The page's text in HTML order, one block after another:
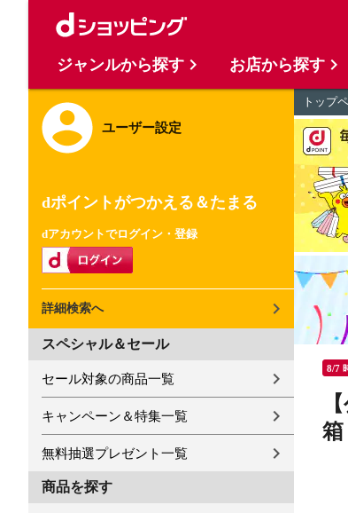
ユーザー設定
dポイントがつかえる＆たまる
dアカウントでログイン・登録
詳細検索へ
スペシャル＆セール
セール対象の商品一覧
キャンペーン＆特集一覧
無料抽選プレゼント一覧
商品を探す
トップ
8/7
箱
ジャンルから探す お店から探す